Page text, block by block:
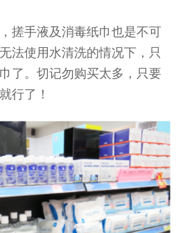
搓手液及消毒纸巾也是不可
法使用水清洗的情况下，只
了。切记勿购买太多，只要
行了！